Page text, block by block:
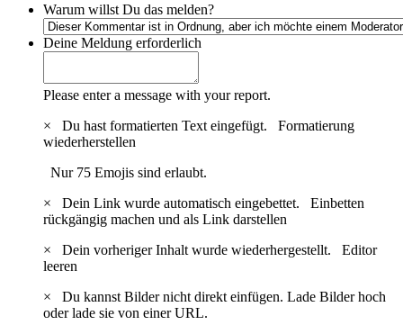
Warum willst Du das melden?
Deine Meldung erforderlich
Please enter a message with your report.
×
Du hast formatierten Text eingefügt. Formatierung
wiederherstellen
Nur 75 Emojis sind erlaubt.
×
Dein Link wurde automatisch eingebettet. Einbetten
rückgängig machen und als Link darstellen
×
Dein vorheriger Inhalt wurde wiederhergestellt. Editor
leeren
×
Du kannst Bilder nicht direkt einfügen. Lade Bilder hoch
oder lade sie von einer URL.